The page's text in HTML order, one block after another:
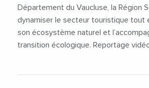
Département du Vaucluse, la Région
dynamiser le secteur touristique tout
son écosystème naturel et
transition écologique. Reportage